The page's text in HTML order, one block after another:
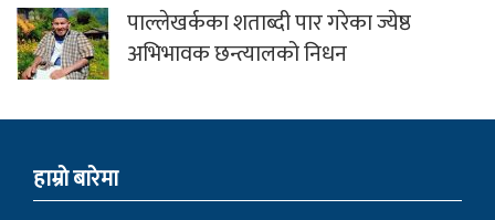
पाल्लेखर्कका शताब्दी पार गरेका ज्येष्ठ
अभिभावक छन्त्यालको निधन
हाम्राे बारेमा